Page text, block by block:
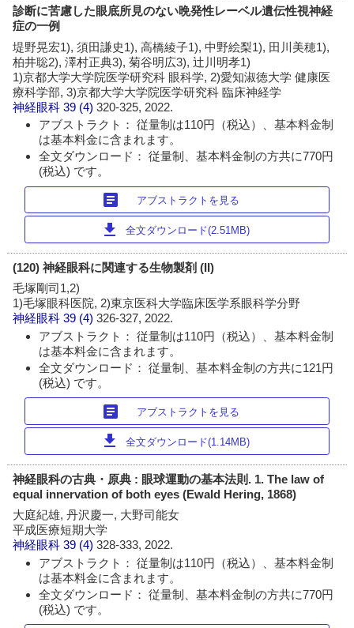
診断に苦慮した眼底所見のない晩発性レーベル遺伝性視神経
症の一例
堤野晃宏1), 須田謙史1), 高橋綾子1), 中野絵梨1), 田川美穂1),
柏井聡2), 澤村正典3), 菊谷明広3), 辻川明孝1)
1)京都大学大学院医学研究科 眼科学, 2)愛知淑徳大学 健康医
療科学部, 3)京都大学大学院医学研究科 臨床神経学
神経眼科 39 (4)320-325, 2022.
アブストラクト： 従量制は110円（税込）、基本料金制
は基本料金に含まれます。
全文ダウンロード： 従量制、基本料金制の方共に770円
(税込) です。
article アブストラクトを見る
download 全文ダウンロード(2.51MB)
(120) 神経眼科に関連する生物製剤 (II)
毛塚剛司1,2)
1)毛塚眼科医院, 2)東京医科大学臨床医学系眼科学分野
神経眼科 39 (4)326-327, 2022.
アブストラクト： 従量制は110円（税込）、基本料金制
は基本料金に含まれます。
全文ダウンロード： 従量制、基本料金制の方共に121円
(税込) です。
article アブストラクトを見る
download 全文ダウンロード(1.14MB)
神経眼科の古典・原典 : 眼球運動の基本法則. 1. The law of
equal innervation of both eyes (Ewald Hering, 1868)
大庭紀雄, 丹沢慶一, 大野司能女
平成医療短期大学
神経眼科 39 (4)328-333, 2022.
アブストラクト： 従量制は110円（税込）、基本料金制
は基本料金に含まれます。
全文ダウンロード： 従量制、基本料金制の方共に770円
(税込) です。